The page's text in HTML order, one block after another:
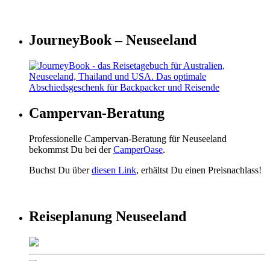
JourneyBook – Neuseeland
Campervan-Beratung
Professionelle Campervan-Beratung für Neuseeland
bekommst Du bei derCamperOase.
Buchst Du überdiesen Link, erhältst Du einen Preisnachlass!
Reiseplanung Neuseeland